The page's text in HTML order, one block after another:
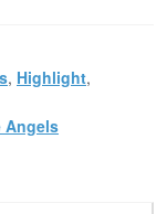
, Highlight,
Angels